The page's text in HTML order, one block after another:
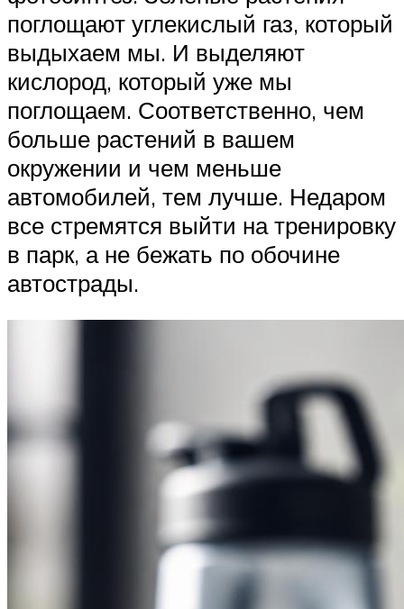
поглощают углекислый газ, который
выдыхаем мы. И выделяют
кислород, который уже мы
поглощаем. Соответственно, чем
больше растений в вашем
окружении и чем меньше
автомобилей, тем лучше. Недаром
все стремятся выйти на тренировку
в парк, а не бежать по обочине
автострады.